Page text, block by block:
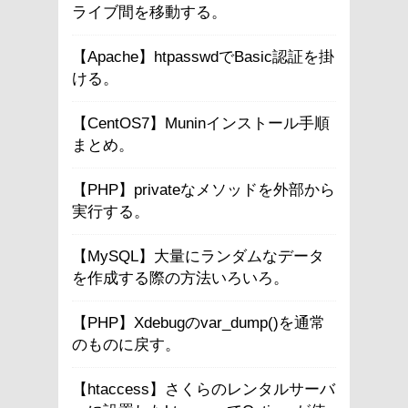
ライブ間を移動する。
【Apache】htpasswdでBasic認証を掛
ける。
【CentOS7】Muninインストール手順
まとめ。
【PHP】privateなメソッドを外部から
実行する。
【MySQL】大量にランダムなデータ
を作成する際の方法いろいろ。
【PHP】Xdebugのvar_dump()を通常
のものに戻す。
【htaccess】さくらのレンタルサーバ